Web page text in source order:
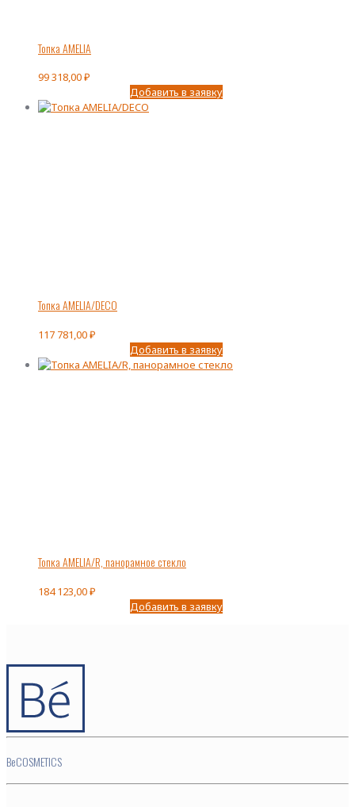
Топка AMELIA
99 318,00₽
Добавить в заявку
Топка AMELIA/DECO
117 781,00₽
Добавить в заявку
Топка AMELIA/R, панорамное стекло
184 123,00₽
Добавить в заявку
BeCOSMETICS